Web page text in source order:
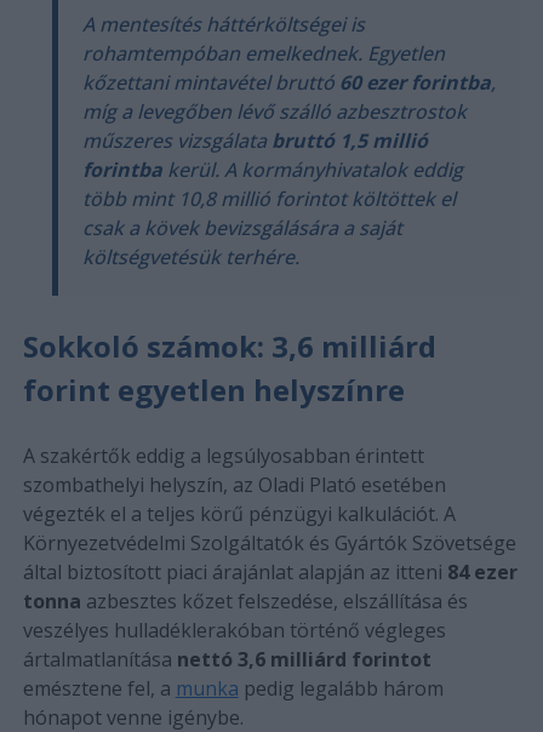
A mentesítés háttérköltségei is
rohamtempóban emelkednek. Egyetlen
kőzettani mintavétel bruttó 60 ezer forintba,
míg a levegőben lévő szálló azbesztrostok
műszeres vizsgálata bruttó 1,5 millió
forintbakerül. A kormányhivatalok eddig
több mint 10,8 millió forintot költöttek el
csak a kövek bevizsgálására a saját
költségvetésük terhére.
Sokkoló számok: 3,6 milliárd
forint egyetlen helyszínre
A szakértők eddig a legsúlyosabban érintett
szombathelyi helyszín, az Oladi Plató esetében
végezték el a teljes körű pénzügyi kalkulációt. A
Környezetvédelmi Szolgáltatók és Gyártók Szövetsége
által biztosított piaci árajánlat alapján az itteni 84 ezer
tonna azbesztes kőzet felszedése, elszállítása és
veszélyes hulladéklerakóban történő végleges
ártalmatlanítása nettó 3,6 milliárd forintot
emésztene fel, a munka pedig legalább három
hónapot venne igénybe.